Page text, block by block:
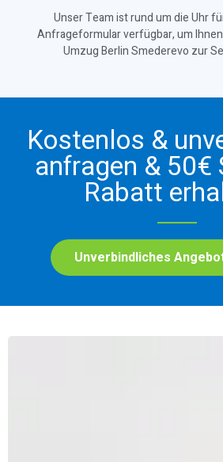
Unser Team ist rund um die Uhr
Anfrageformular verfügbar, um
Umzug Berlin Smederevo zur
Kostenlos &
anfragen & 50€
Rabatt
Unverbindliches